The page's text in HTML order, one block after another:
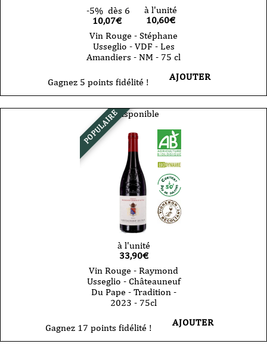
-5% dès 6
10,07€
à l'unité
10,60€
Vin Rouge - Stéphane
Usseglio - VDF - Les
Amandiers - NM - 75 cl
Gagnez 5 points fidélité ! AJOUTER
POPULAIREIndisponible
à l'unité
33,90€
Vin Rouge - Raymond
Usseglio - Châteauneuf
Du Pape - Tradition -
2023 - 75cl
Gagnez 17 points fidélité ! AJOUTER